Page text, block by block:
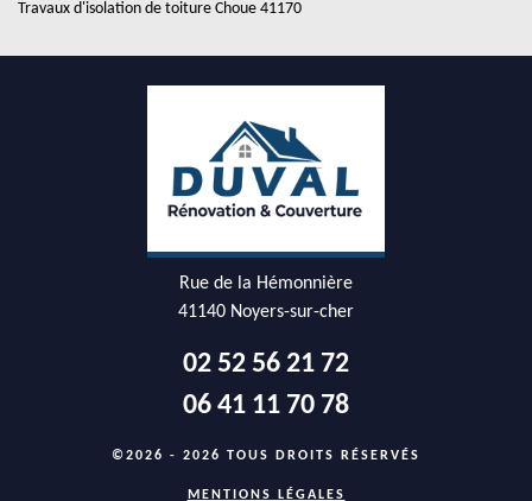
Travaux d'isolation de toiture Choue 41170
Rue de la Hémonnière
41140 Noyers-sur-cher
02 52 56 21 72
06 41 11 70 78
©2026 - 2026 TOUS DROITS RÉSERVÉS
MENTIONS LÉGALES